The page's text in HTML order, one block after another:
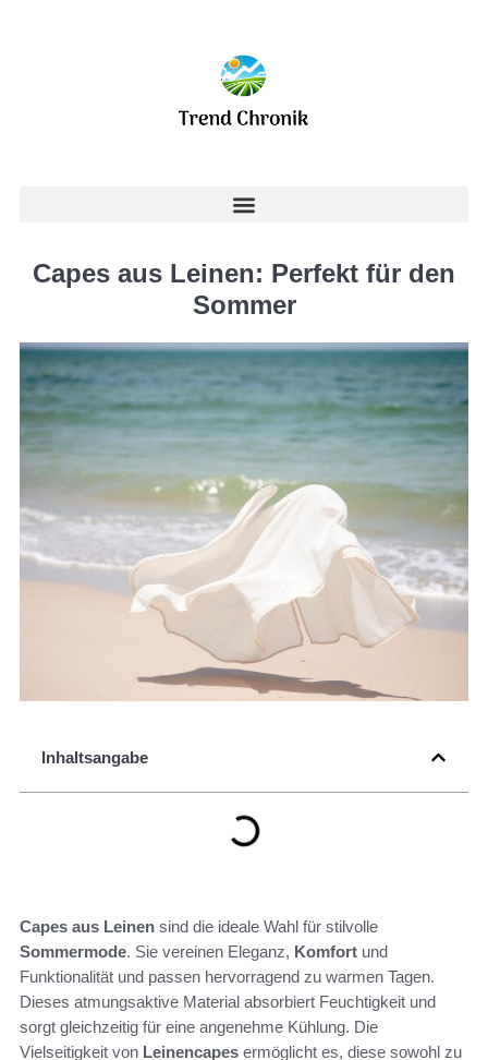
Capes aus Leinen: Perfekt für den
Sommer
Inhaltsangabe
Capes aus Leinen sind die ideale Wahl für stilvolle
Sommermode. Sie vereinen Eleganz, Komfort und
Funktionalität und passen hervorragend zu warmen Tagen.
Dieses atmungsaktive Material absorbiert Feuchtigkeit und
sorgt gleichzeitig für eine angenehme Kühlung. Die
Vielseitigkeit von Leinencapes ermöglicht es, diese sowohl zu